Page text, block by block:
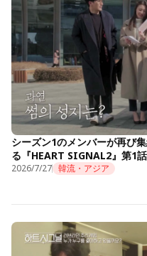
シーズン1のメンバーが再び
る『HEART SIGNAL2』第1話
2026/7/27 韓流・アジア